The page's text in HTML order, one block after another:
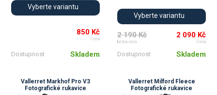
Vyberte variantu
850 Kč
Cena
Dostupnost Skladem
Vyberte variantu
2 190 Kč
běžná cena
2 090 Kč
Cena
Dostupnost Skladem
Vallerret Markhof Pro V3
Fotografické rukavice
Vallerret Milford Fleece
Fotografické rukavice